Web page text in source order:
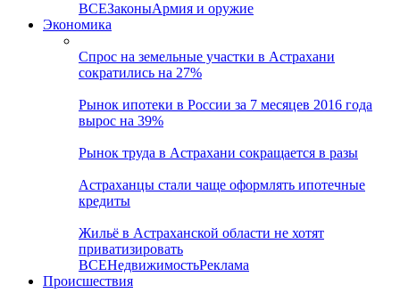
ВСЕЗаконыАрмия и оружие
Экономика
Спрос на земельные участки в Астрахани
сократились на 27%
Рынок ипотеки в России за 7 месяцев 2016 года
вырос на 39%
Рынок труда в Астрахани сокращается в разы
Астраханцы стали чаще оформлять ипотечные
кредиты
Жильё в Астраханской области не хотят
приватизировать
ВСЕНедвижимостьРеклама
Происшествия